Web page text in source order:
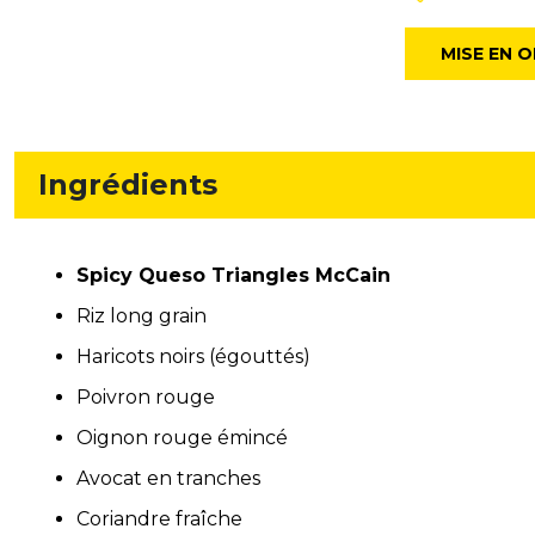
MISE EN
Ingrédients
Spicy Queso Triangles McCain
Riz long grain
Haricots noirs (égouttés)
Poivron rouge
Oignon rouge émincé
Avocat en tranches
Coriandre fraîche